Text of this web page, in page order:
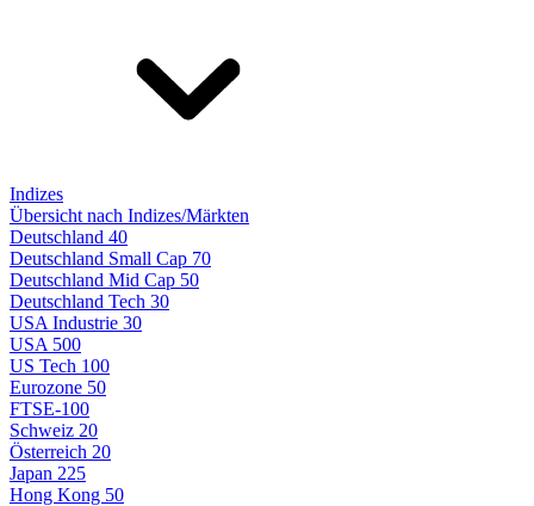
Indizes
Übersicht nach Indizes/Märkten
Deutschland 40
Deutschland Small Cap 70
Deutschland Mid Cap 50
Deutschland Tech 30
USA Industrie 30
USA 500
US Tech 100
Eurozone 50
FTSE-100
Schweiz 20
Österreich 20
Japan 225
Hong Kong 50